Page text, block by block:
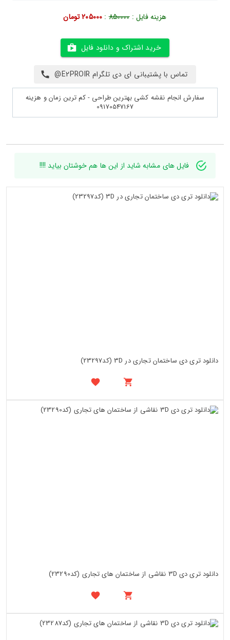
هزینه فایل :850000
: 205000 تومان
خرید اشتراک و دانلود فایل
تماس با پشتیبانی ای دی تلگرام E2PROIR@
سفارش انجام نقشه کشی بهترین طراحی - کم ترین زمان و هزینه
09170547167
فایل های مشابه شاید از این ها هم خوشتان بیاید !!!!
دانلود تری دی ساختمان تجاری در 3D (کد23297)
دانلود تری دی 3D نقاشی از ساختمان های تجاری (کد23290)